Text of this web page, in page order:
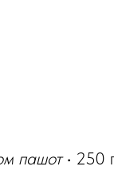
пашот · 250